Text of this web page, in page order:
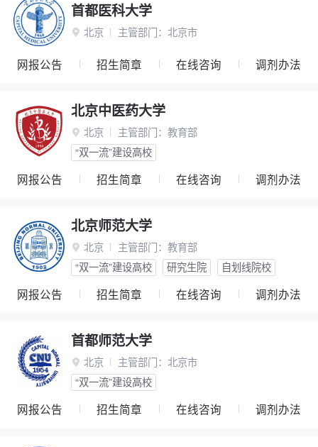
首都医科大学
 北京 主管部门： 北京市
网报公告 招生简章 在线咨询 调剂办法
北京中医药大学
 北京 主管部门： 教育部
“双一流”建设高校
网报公告 招生简章 在线咨询 调剂办法
北京师范大学
 北京 主管部门： 教育部
“双一流”建设高校
研究生院 自划线院校
网报公告 招生简章 在线咨询 调剂办法
首都师范大学
 北京 主管部门： 北京市
“双一流”建设高校
网报公告 招生简章 在线咨询 调剂办法